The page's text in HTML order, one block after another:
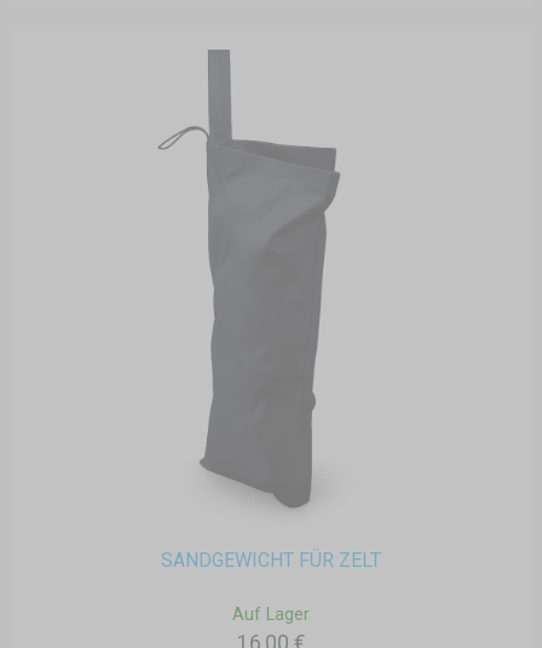
SANDGEWICHT FÜR ZELT
Auf Lager
16,00 €